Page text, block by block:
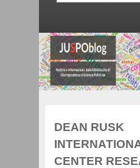
DEAN RUSK
CENTER